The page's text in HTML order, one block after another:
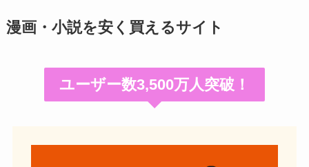
漫画・小説を安く買えるサイト
ユーザー数3,500万人突破！